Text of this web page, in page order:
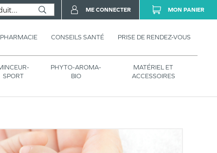
CONSEILS SANTÉ PRISE DE RENDEZ-VOUS
SPORT
PHYTO-AROMA-
BIO
MATÉRIEL ET
ACCESSOIRES
ME CONNECTER MON PANIER